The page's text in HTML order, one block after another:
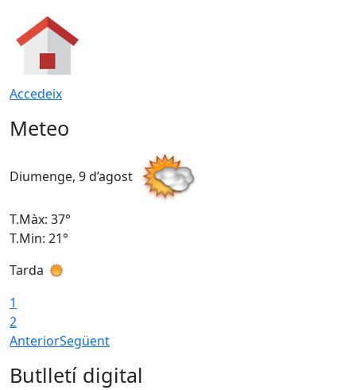
Accedeix
Meteo
Diumenge, 9 d’agost
T.Màx: 37°
T.Min: 21°
Tarda
1
2
AnteriorSegüent
Butlletí digital